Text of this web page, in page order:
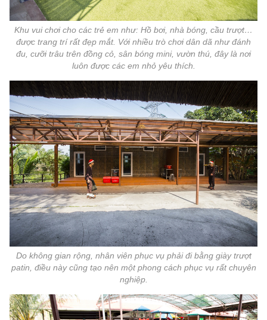
Khu vui chơi cho các trẻ em như: Hồ bơi, nhà bóng, cầu trượt…
được trang trí rất đẹp mắt. Với nhiều trò chơi dân dã như đánh
đu, cưỡi trâu trên đồng cỏ, sân bóng mini, vườn thú, đây là nơi
luôn được các em nhỏ yêu thích.
Do không gian rộng, nhân viên phục vụ phải đi bằng giày trượt
patin, điều này cũng tạo nên một phong cách phục vụ rất chuyên
nghiệp.